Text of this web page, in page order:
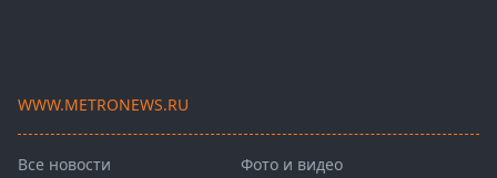
WWW.METRONEWS.RU
Все новости
Фото и видео